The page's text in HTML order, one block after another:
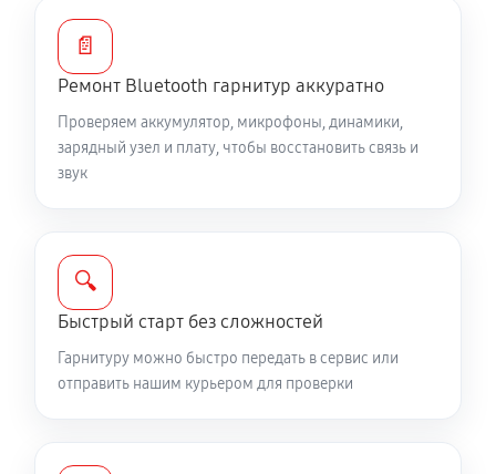
📄
Ремонт Bluetooth гарнитур аккуратно
Проверяем аккумулятор, микрофоны, динамики,
зарядный узел и плату, чтобы восстановить связь и
звук
🔍
Быстрый старт без сложностей
Гарнитуру можно быстро передать в сервис или
отправить нашим курьером для проверки